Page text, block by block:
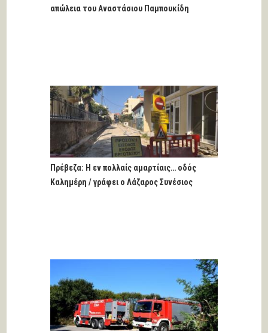
απώλεια του Αναστάσιου Παμπουκίδη
Πρέβεζα: Η εν πολλαίς αμαρτίαις… οδός
Καλημέρη / γράφει ο Λάζαρος Συνέσιος